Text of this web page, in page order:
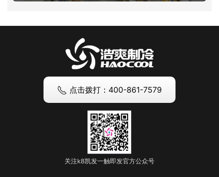
点击拨打：400-861-7579
关注k8凯发一触即发官方公众号